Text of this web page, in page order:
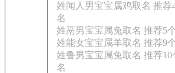
姓闻人男宝宝属鸡取名 推荐
名
姓鬲男宝宝属兔取名 推荐5
姓能女宝宝属羊取名 推荐9
姓鲁男宝宝属兔取名 推荐
名